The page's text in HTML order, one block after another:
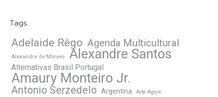
Tags
Adelaide Rêgo Agenda Multicultural
Alexandre de Moraes Alexandre Santos
Alternativas Brasil Portugal
Amaury Monteiro Jr.
Antonio Serzedelo Argentina Arte Agora